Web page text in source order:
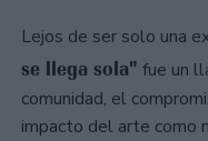
Lejos de ser solo una
se llega sola" fue un
comunidad, el
impacto del arte como